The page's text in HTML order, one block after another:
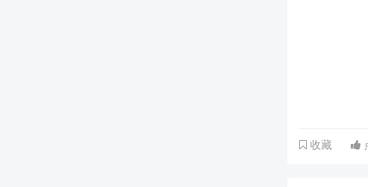
收藏